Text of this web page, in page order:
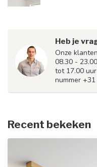
Heb je
Onze
08.30 -
tot 17.00
nummer
Recent bekeken